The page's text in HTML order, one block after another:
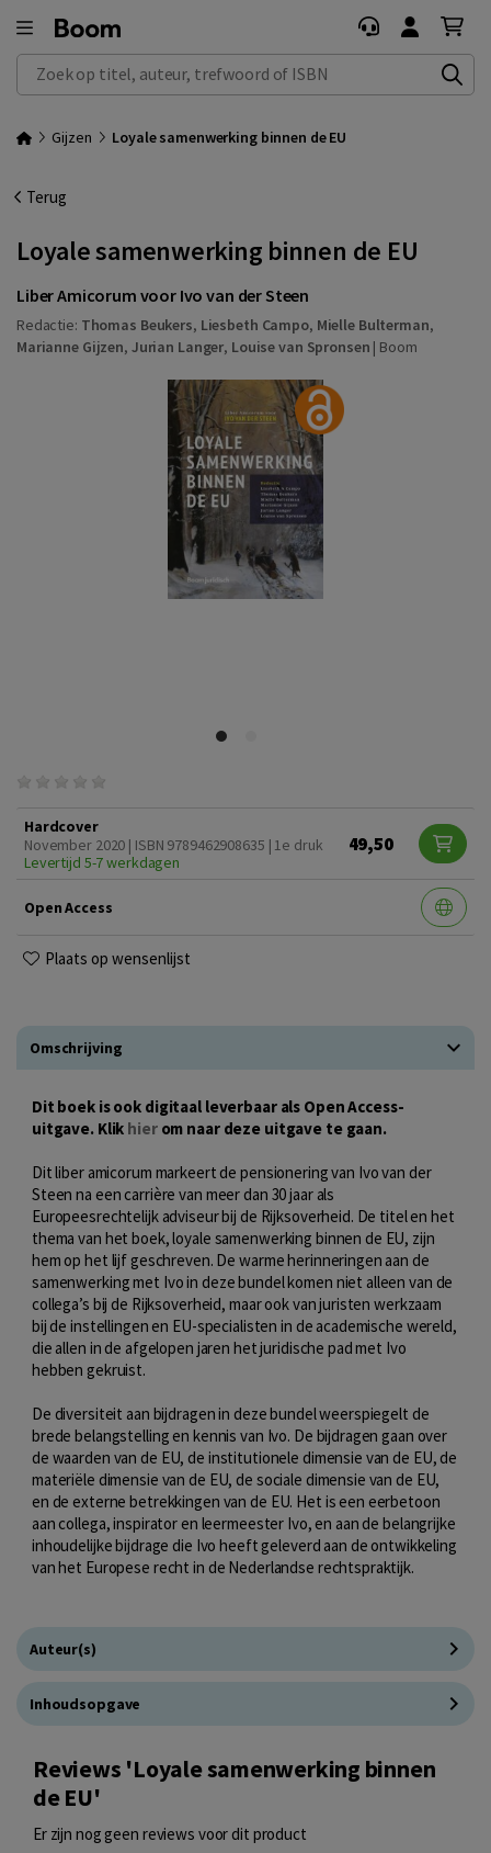
Zoek op titel, auteur, trefwoord of ISBN
Gijzen Loyale samenwerking binnen de EU
Terug
Loyale samenwerking binnen de EU
Liber Amicorum voor Ivo van der Steen
Redactie: Thomas Beukers, Liesbeth Campo, Mielle Bulterman,
Marianne Gijzen, Jurian Langer, Louise van Spronsen | Boom
Hardcover
November 2020 | ISBN 9789462908635 | 1e druk
Levertijd 5-7 werkdagen
49,50
Open Access
Plaats op wensenlijst
Omschrijving
Dit boek is ook digitaal leverbaar als Open Access-
uitgave. Klik hierom naar deze uitgave te gaan.
Dit liber amicorum markeert de pensionering van Ivo van der
Steen na een carrière van meer dan 30 jaar als
Europeesrechtelijk adviseur bij de Rijksoverheid. De titel en het
thema van het boek, loyale samenwerking binnen de EU, zijn
hem op het lijf geschreven. De warme herinneringen aan de
samenwerking met Ivo in deze bundel komen niet alleen van de
collega’s bij de Rijksoverheid, maar ook van juristen werkzaam
bij de instellingen en EU-specialisten in de academische wereld,
die allen in de afgelopen jaren het juridische pad met Ivo
hebben gekruist.
De diversiteit aan bijdragen in deze bundel weerspiegelt de
brede belangstelling en kennis van Ivo. De bijdragen gaan over
de waarden van de EU, de institutionele dimensie van de EU, de
materiële dimensie van de EU, de sociale dimensie van de EU,
en de externe betrekkingen van de EU. Het is een eerbetoon
aan collega, inspirator en leermeester Ivo, en aan de belangrijke
inhoudelijke bijdrage die Ivo heeft geleverd aan de ontwikkeling
van het Europese recht in de Nederlandse rechtspraktijk.
Auteur(s)
Inhoudsopgave
Reviews 'Loyale samenwerking binnen
de EU'
Er zijn nog geen reviews voor dit product